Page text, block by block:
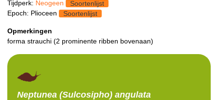
Tijdperk: Neogeen
Soortenlijst
Epoch: Plioceen
Soortenlijst
Opmerkingen
forma strauchi (2 prominente ribben bovenaan)
Neptunea (Sulcosipho) angulata